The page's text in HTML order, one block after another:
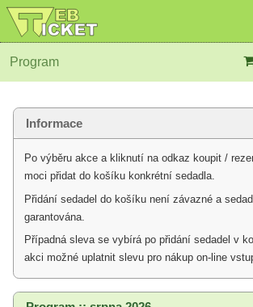
Program
Informace
Po výběru akce a kliknutí na odkaz koupit /
moci přidat do košíku konkrétní sedadla.
Přidání sedadel do košíku není závazné a
garantována.
Případná sleva se vybírá po přidání sedadel v
akci možné uplatnit slevu pro nákup on-line